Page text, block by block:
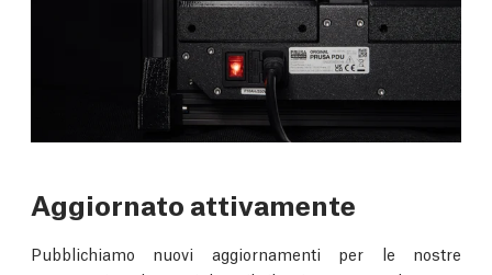
Aggiornato attivamente
Pubblichiamo nuovi aggiornamenti per le nostre